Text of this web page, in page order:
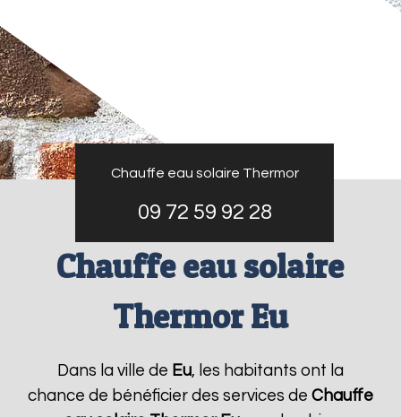
Chauffe eau solaire Thermor
09 72 59 92 28
Chauffe eau solaire
Thermor Eu
Dans la ville de Eu, les habitants ont la
chance de bénéficier des services de Chauffe